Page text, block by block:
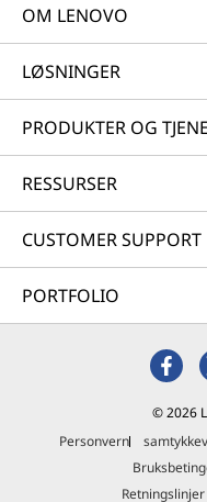
OM LENOVO
LØSNINGER
PRODUKTER OG
RESSURSER
CUSTOMER SUPPORT
PORTFOLIO
© 2026
Personvern